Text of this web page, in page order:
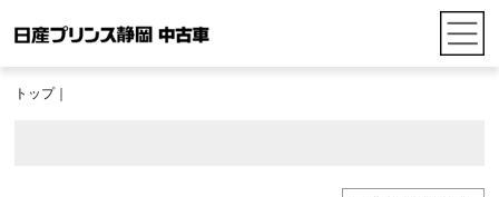
トップ｜